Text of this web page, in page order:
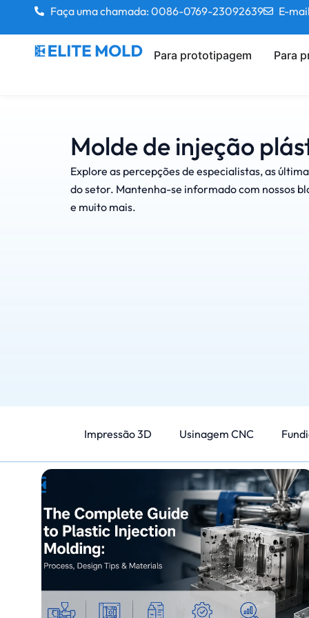
Faça uma chamada: 0086-0769-23092639 E-
Para prototipagem Para
Molde de injeção
Explore as percepções de especialistas, as
do setor. Mantenha-se informado com nossos
e muito mais.
Impressão 3D Usinagem CNC